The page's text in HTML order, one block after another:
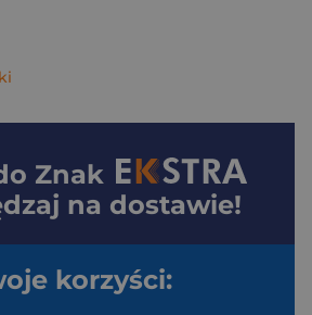
Znak
na dostawie!
korzyści: